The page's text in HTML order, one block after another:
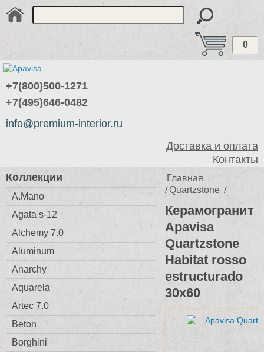
0
+7(800)500-1271
+7(495)646-0482
info@premium-interior.ru
Доставка и оплата
Контакты
Коллекции
A.Mano
Agata s-12
Alchemy 7.0
Aluminum
Anarchy
Aquarela
Artec 7.0
Beton
Borghini
Главная
/Quartzstone /
Керамогранит
Apavisa
Quartzstone
Habitat rosso
estructurado
30x60